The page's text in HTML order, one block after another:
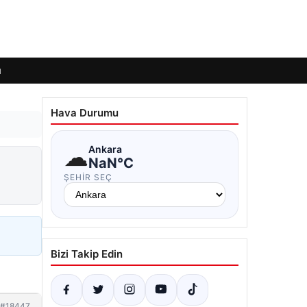
Hava Durumu
☁Ankara
NaN°C
ŞEHIR SEÇ
Bizi Takip Edin